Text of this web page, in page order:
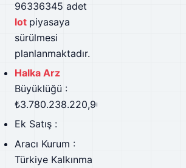
96336345 adet
lot piyasaya
sürülmesi
planlanmaktadır.
Halka Arz
Büyüklüğü :
₺3.780.238.220,96
Ek Satış :
Aracı Kurum :
Türkiye Kalkınma